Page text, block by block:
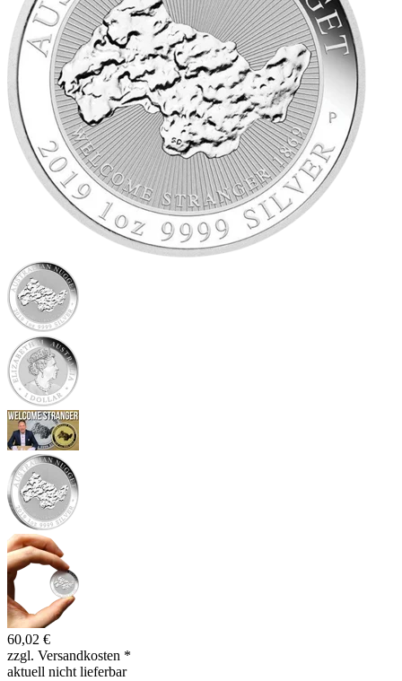
60,02 €
zzgl. Versandkosten *
aktuell nicht lieferbar